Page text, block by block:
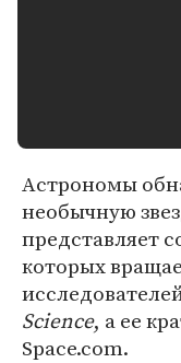
Астрономы
необычную
представляет
которых
Science, а ее
Space.com.